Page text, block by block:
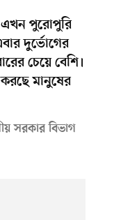
এখন পুরোপুরি
দুর্ভোগের
চেয়ে বেশি।
করছে মানুষের
সরকার বিভাগ